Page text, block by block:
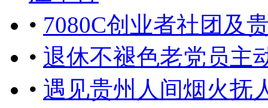
• 7080C创业者社团及
• 退休不褪色老党员主
• 遇见贵州人间烟火抚